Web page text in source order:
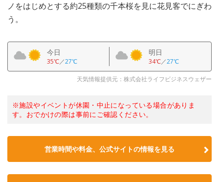
ノをはじめとする約25種類の千本桜を見に花見客でにぎわ
う。
今日
35℃／27℃
明日
34℃／27℃
天気情報提供元：株式会社ライフビジネスウェザー
※施設やイベントが休園・中止になっている場合がありま
す。おでかけの際は事前にご確認ください。
営業時間や料金、公式サイトの情報を見る